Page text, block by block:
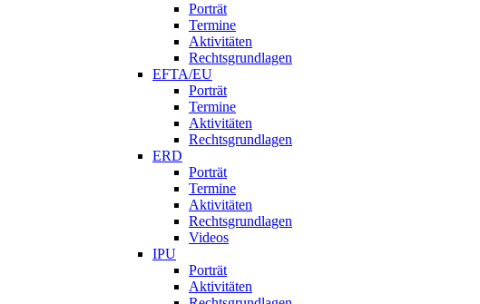
Porträt
Termine
Aktivitäten
Rechtsgrundlagen
EFTA/EU
Porträt
Termine
Aktivitäten
Rechtsgrundlagen
ERD
Porträt
Termine
Aktivitäten
Rechtsgrundlagen
Videos
IPU
Porträt
Aktivitäten